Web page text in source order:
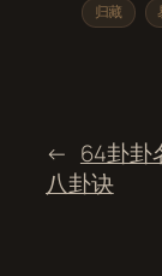
归藏
← 64卦卦
八卦诀